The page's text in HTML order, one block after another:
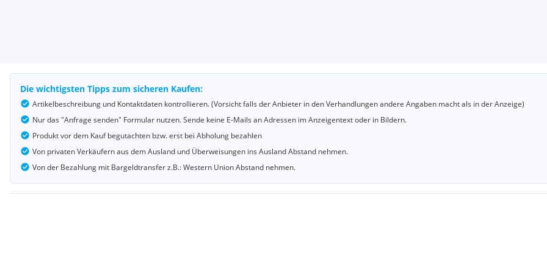
Die wichtigsten Tipps zum sicheren Kaufen:
Artikelbeschreibung und Kontaktdaten kontrollieren. (Vorsicht falls der Anbieter in den Verhandlungen andere Angaben macht als in der Anzeige)
Nur das "Anfrage senden" Formular nutzen. Sende keine E-Mails an Adressen im Anzeigentext oder in Bildern.
Produkt vor dem Kauf begutachten bzw. erst bei Abholung bezahlen
Von privaten Verkäufern aus dem Ausland und Überweisungen ins Ausland Abstand nehmen.
Von der Bezahlung mit Bargeldtransfer z.B.: Western Union Abstand nehmen.